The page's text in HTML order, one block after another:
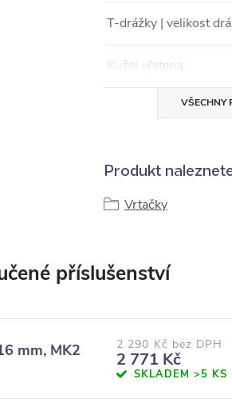
T-drážky | velikost
Kužel vřetena:
VŠECHNY
Produkt
Vrtačky
mm, MK2 2 290 Kč bez DPH
2 771 Kč
SKLADEM>5 KS